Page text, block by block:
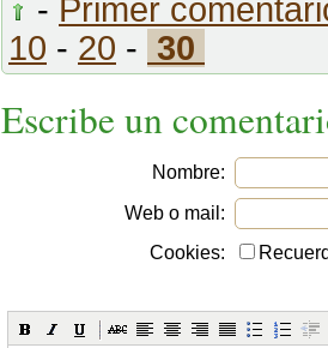
- Primer
10 - 20 - 30
Escribe un
Nombre:
Web o mail:
Cookies: